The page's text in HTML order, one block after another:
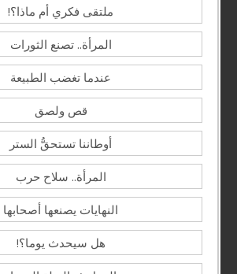
ملتقى فكري أم ماذا؟!
المرأة.. تصنع الثورات
عندما تغضب الطبيعة
قص ولصق
أوطاننا تستحقُّ الستر
المرأة.. سلاح حرب
النهايات يصنعها أصحابها
هل سيحدث يوما؟!